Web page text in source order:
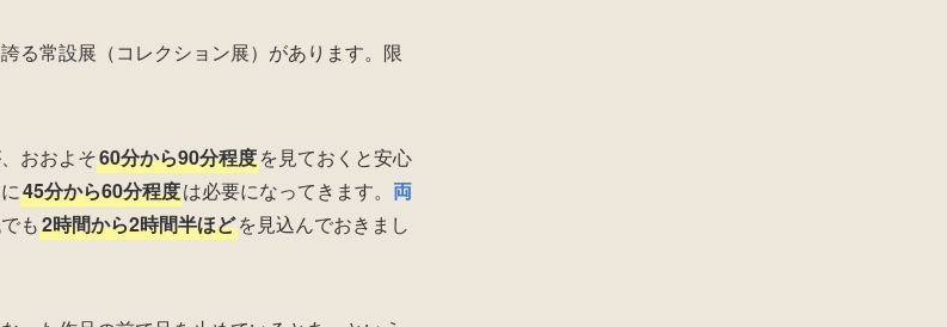
る常設展（コレクション展）があります。限
おおよそ60分から90分程度を見ておくと安心
45分から60分程度は必要になってきます。 両
も2時間から2時間半ほどを見込んでおきまし